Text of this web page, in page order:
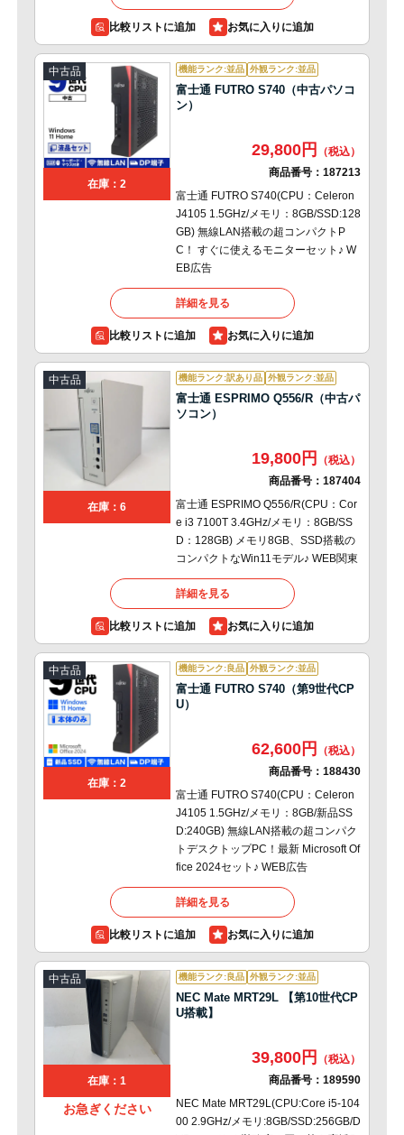
比較リストに追加
中古品
在庫：2
機能ランク:並品 外観ランク:並品
富士通 FUTRO S740（中古パソコ
ン）
29,800円
商品番号： 187213
富士通 FUTRO S740(CPU：Celeron
J4105 1.5GHz/メモリ：8GB/SSD:128
GB) 無線LAN搭載の超コンパクトP
C！ すぐに使えるモニターセット♪ W
EB広告
詳細を見る
比較リストに追加
中古品
在庫：6
機能ランク:訳あり品 外観ランク:並品
富士通 ESPRIMO Q556/R（中古パ
ソコン）
19,800円
商品番号： 187404
富士通 ESPRIMO Q556/R(CPU：Cor
e i3 7100T 3.4GHz/メモリ：8GB/SS
D：128GB) メモリ8GB、SSD搭載の
コンパクトなWin11モデル♪ WEB関東
詳細を見る
比較リストに追加
中古品
在庫：2
機能ランク:良品 外観ランク:並品
富士通 FUTRO S740（第9世代CP
U）
62,600円
商品番号： 188430
富士通 FUTRO S740(CPU：Celeron
J4105 1.5GHz/メモリ：8GB/新品SS
D:240GB) 無線LAN搭載の超コンパク
トデスクトップPC！最新 Microsoft Of
fice 2024セット♪ WEB広告
詳細を見る
比較リストに追加
中古品
在庫：1
お急ぎください
機能ランク:良品 外観ランク:並品
NEC Mate MRT29L 【第10世代CP
U搭載】
39,800円
商品番号： 189590
NEC Mate MRT29L(CPU:Core i5-104
00 2.9GHz/メモリ:8GB/SSD:256GB/D